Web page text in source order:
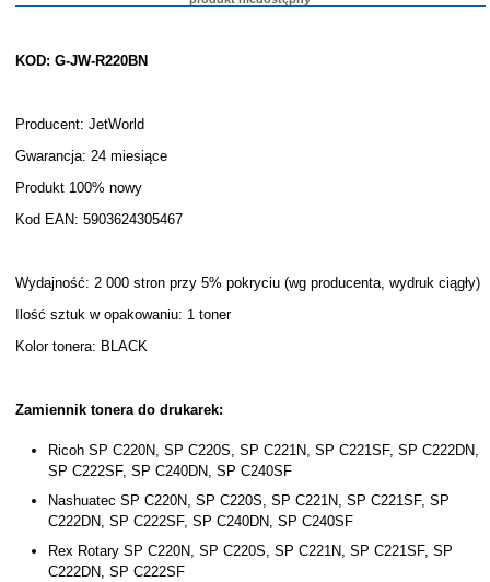
KOD: G-JW-R220BN
Producent: JetWorld
Gwarancja: 24 miesiące
Produkt 100% nowy
Kod EAN: 5903624305467
Wydajność: 2 000 stron przy 5% pokryciu (wg producenta, wydruk ciągły)
Ilość sztuk w opakowaniu: 1 toner
Kolor tonera: BLACK
Zamiennik tonera do drukarek:
Ricoh SP C220N, SP C220S, SP C221N, SP C221SF, SP C222DN,
SP C222SF, SP C240DN, SP C240SF
Nashuatec SP C220N, SP C220S, SP C221N, SP C221SF, SP
C222DN, SP C222SF, SP C240DN, SP C240SF
Rex Rotary SP C220N, SP C220S, SP C221N, SP C221SF, SP
C222DN, SP C222SF